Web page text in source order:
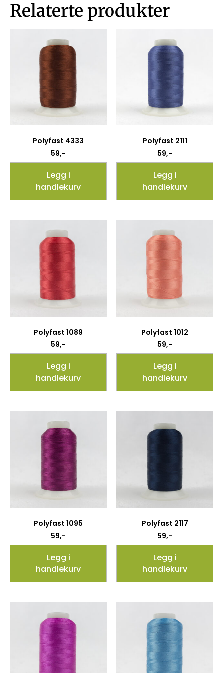
Relaterte produkter
Polyfast 4333
59,-
Legg i
handlekurv
Polyfast 2111
59,-
Legg i
handlekurv
Polyfast 1089
59,-
Legg i
handlekurv
Polyfast 1012
59,-
Legg i
handlekurv
Polyfast 1095
59,-
Legg i
handlekurv
Polyfast 2117
59,-
Legg i
handlekurv